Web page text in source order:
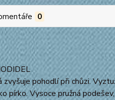
0
pohodlí při chůzi.
pírko. Vysoce pružná